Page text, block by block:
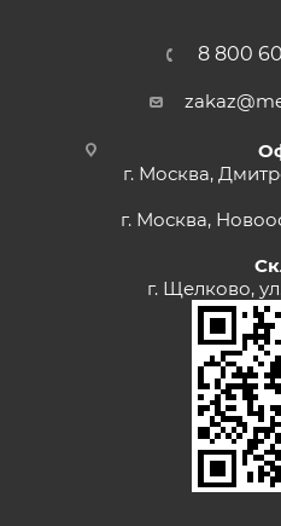
8 800
г. Москва,
г. Москва,
г. Щелково,